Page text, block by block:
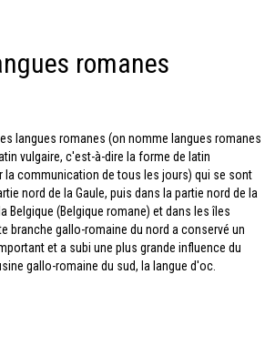
romanes
langues romanes (on nomme langues romanes
vulgaire, c'est-à-dire la forme de latin
la communication de tous les jours) qui se sont
nord de la Gaule, puis dans la partie nord de la
Belgique (Belgique romane) et dans les îles
branche gallo-romaine du nord a conservé un
et a subi une plus grande influence du
gallo-romaine du sud, la langue d'oc.